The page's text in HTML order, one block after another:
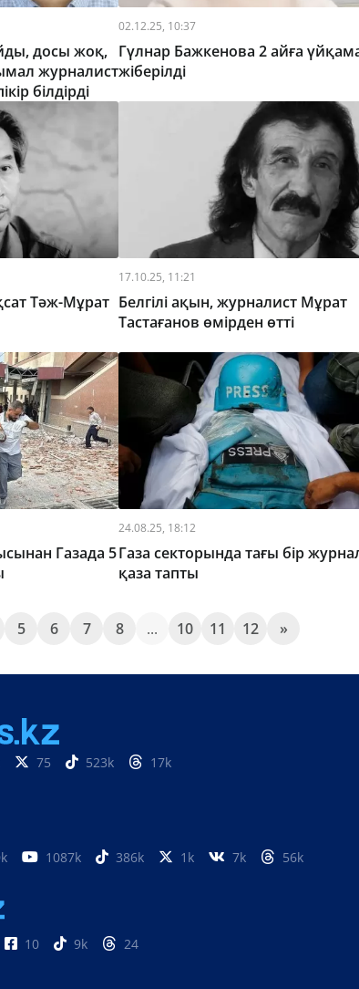
досы жоқ,
журналист
білдірді
02.12.25, 10:37
Гүлнар Бажкенова 2 айға
жіберілді
Тәж-Мұрат
17.10.25, 11:21
Белгілі ақын, журналист Мұрат
Тастағанов өмірден өтті
Газада 5
24.08.25, 18:12
Газа секторында тағы бір
қаза тапты
5 6 7 8 ... 10 11 12 »
75 523k 17k
1087k 386k 1k 7k 56k
10 9k 24